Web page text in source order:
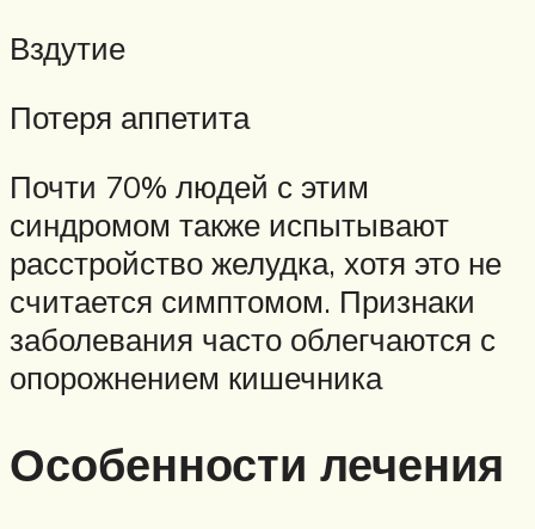
Вздутие
Потеря аппетита
Почти 70% людей с этим
синдромом также испытывают
расстройство желудка, хотя это не
считается симптомом. Признаки
заболевания часто облегчаются с
опорожнением кишечника
Особенности лечения